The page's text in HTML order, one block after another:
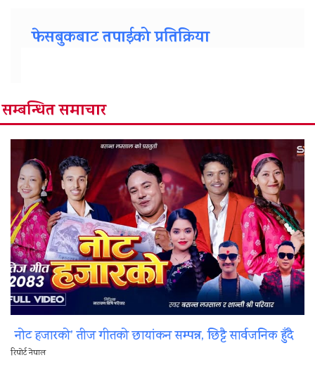
फेसबुकबाट तपाईको प्रतिक्रिया
सम्बन्धित समाचार
नोट हजारको’ तीज गीतको छायांकन सम्पन्न, छिट्टै सार्वजनिक हुँदै
रिपोर्ट नेपाल